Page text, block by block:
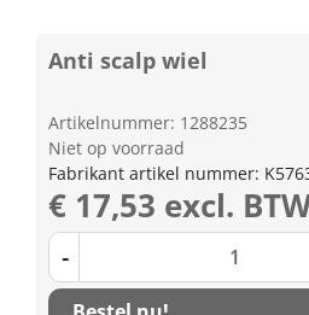
Anti scalp wiel
Artikelnummer: 1288235
Niet op voorraad
Fabrikant artikel nummer:
€ 17,53 excl.
-